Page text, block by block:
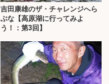
吉田康雄のザ・チャレンジへら
ぶな【高原湖に行ってみよ
う！：第3回】